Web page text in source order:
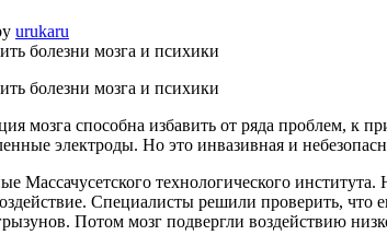
urukaru
мозга способна избавить от ряда проблем,
электроды. Но это инвазивная и
Массачусетского технологического
Специалисты решили проверить,
Потом мозг подвергли воздействию